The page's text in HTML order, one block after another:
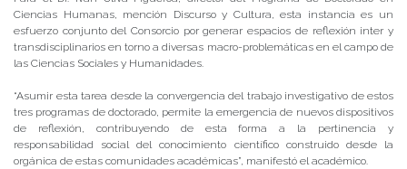
Ciencias Humanas, mención Discurso y Cultura, esta instancia es un
esfuerzo conjunto del Consorcio por generar espacios de reflexión inter y
transdisciplinarios en torno a diversas macro-problemáticas en el campo de
las Ciencias Sociales y Humanidades.
“Asumir esta tarea desde la convergencia del trabajo investigativo de estos
tres programas de doctorado, permite la emergencia de nuevos dispositivos
de reflexión, contribuyendo de esta forma a la pertinencia y
responsabilidad social del conocimiento científico construido desde la
orgánica de estas comunidades académicas”, manifestó el académico.